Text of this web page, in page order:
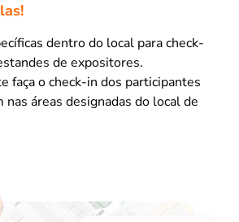
dentro do local para check-
de expositores.
faça o check-in dos participantes
áreas designadas do local de